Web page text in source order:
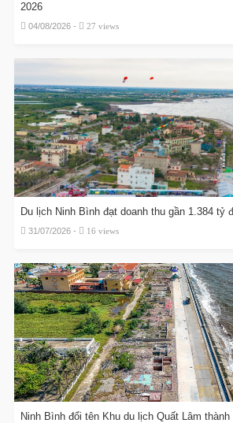
2026
04/08/2026 - 27 views
Du lịch Ninh Bình đạt doanh thu gần 1.384 tỷ
31/07/2026 - 16 views
Ninh Bình đổi tên Khu du lịch Quất Lâm